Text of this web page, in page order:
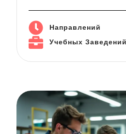
Направлений
Учебных Заведений